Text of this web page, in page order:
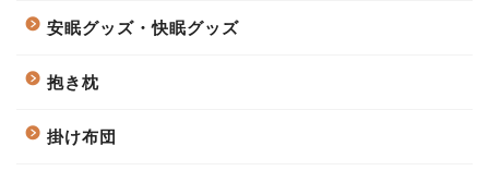
安眠グッズ・快眠グッズ
抱き枕
掛け布団